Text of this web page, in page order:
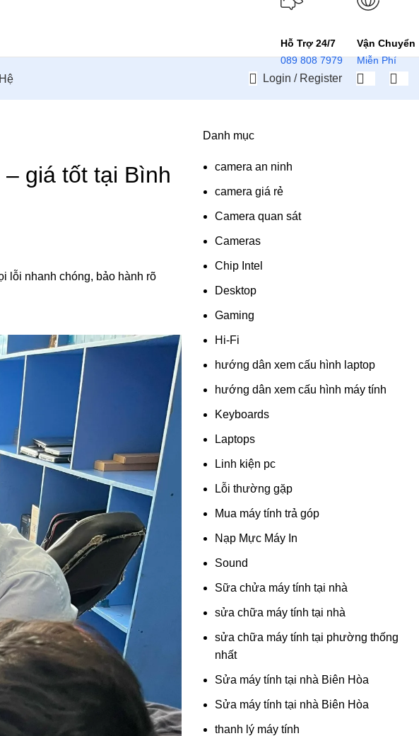
Hỗ Trợ 24/7
089 808 7979
Vận Chuyển
Miễn Phí
Login / Register
giá tốt tại Bình
lỗi nhanh chóng, bảo hành rõ
Danh mục
camera an ninh
camera giá rẻ
Camera quan sát
Cameras
Chip Intel
Desktop
Gaming
Hi-Fi
hướng dân xem cấu hình laptop
hướng dân xem cấu hình máy tính
Keyboards
Laptops
Linh kiện pc
Lỗi thường gặp
Mua máy tính trả góp
Nạp Mực Máy In
Sound
Sữa chửa máy tính tại nhà
sửa chữa máy tính tại nhà
sửa chữa máy tính tại phường thống
nhất
Sửa máy tính tại nhà Biên Hòa
Sửa máy tính tại nhà Biên Hòa
thanh lý máy tính